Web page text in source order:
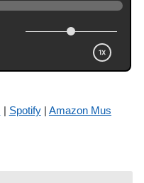
| Spotify| Amazon Mus